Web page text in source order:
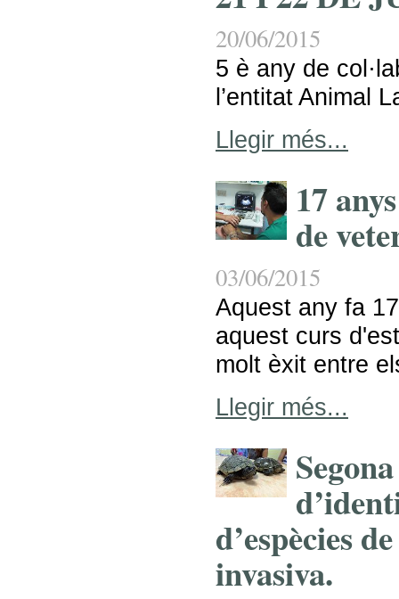
20/06/2015
5 è any de
l’entitat Animal
Llegir més...
17
de
03/06/2015
Aquest any fa
aquest curs
molt èxit entre
Llegir més...
d’espècies
invasiva.